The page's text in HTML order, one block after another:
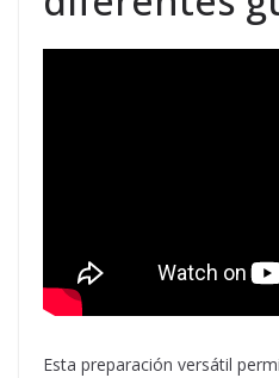
Esta preparación versátil